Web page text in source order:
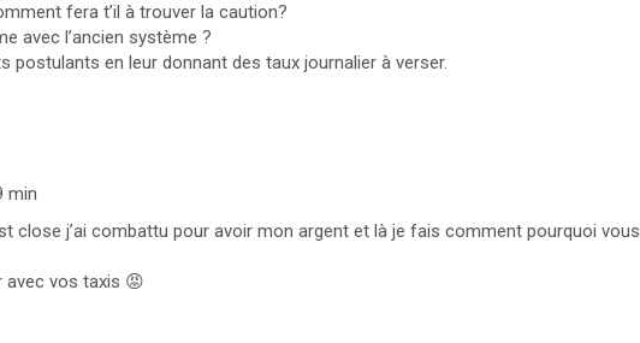
fera t’il à trouver la caution?
avec l’ancien système ?
postulants en leur donnant des taux journalier à verser.
min
close j’ai combattu pour avoir mon argent et là je fais comment pourquoi vous
avec vos taxis 😡